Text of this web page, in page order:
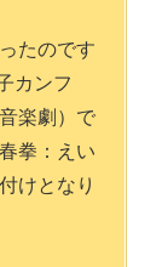
たのです
カンフ
楽劇）で
拳：えい
けとなり